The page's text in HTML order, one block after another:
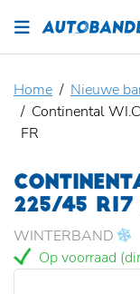
Home
Nieuwe
Continental
FR
225/45 R17
WINTERBAND
Op voorraad